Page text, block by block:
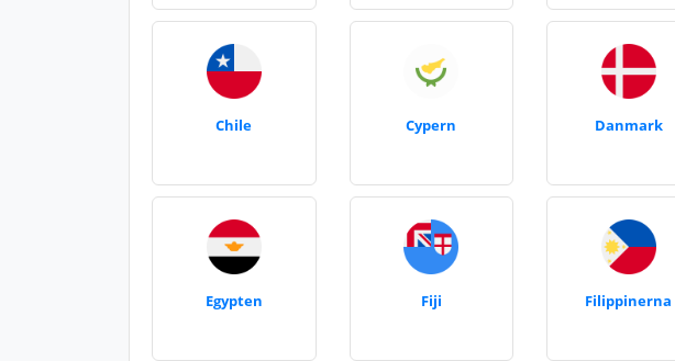
Chile Cypern Danmark
Egypten Fiji Filippinerna